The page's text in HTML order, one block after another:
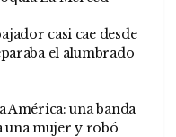
casi cae desde
el alumbrado
América: una banda
una mujer y robó